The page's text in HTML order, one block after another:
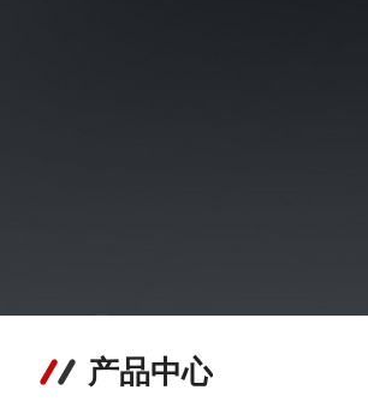
产品中心